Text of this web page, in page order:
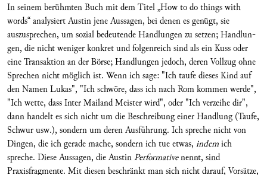
In seinem berühmten Buch mit dem Titel „How to do things with
words“ analysiert Austin jene Aussa­gen, bei denen es genügt, sie
auszusprechen, um sozial bedeutende Handlungen zu setzen; Handlun­
gen, die nicht weniger konkret und folgenreich sind als ein Kuss oder
eine Transaktion an der Börse; Handlungen jedoch, deren Vollzug ohne
Sprechen nicht möglich ist. Wenn ich sage: "Ich taufe dieses Kind auf
den Namen Lukas", "Ich schwöre, dass ich nach Rom kommen werde",
"Ich wette, dass Inter Mailand Meister wird", oder "Ich verzeihe dir",
dann handelt es sich nicht um die Beschreibung einer Handlung (Taufe,
Schwur usw.), sondern um deren Ausführung. Ich spreche nicht von
Dingen, die ich gerade mache, son­dern ich tue etwas, indemich
spreche. Diese Aussagen, die AustinPerformativenennt, sind
Praxisfrag­mente. Mit diesen beschränkt man sich nicht darauf, Vorsätze,